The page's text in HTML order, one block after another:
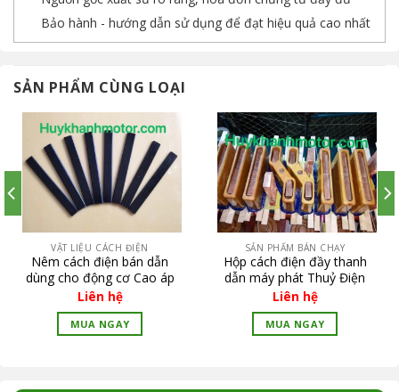
Bảo hành - hướng dẫn sử dụng để đạt hiệu quả cao nhất
SẢN PHẨM CÙNG LOẠI
VẬT LIỆU CÁCH ĐIỆN
Nêm cách điện bán dẫn
dùng cho động cơ Cao áp
cỡ lớn
Liên hệ
MUA NGAY
SẢN PHẨM BÁN CHẠY
Hộp cách điện đầy thanh
dẫn máy phát Thuỷ Điện
Liên hệ
MUA NGAY